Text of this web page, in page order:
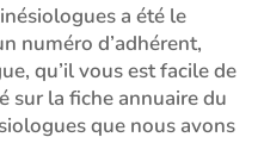
a été le
numéro d’adhérent,
qu’il vous est facile de
sur la fiche annuaire du
que nous avons